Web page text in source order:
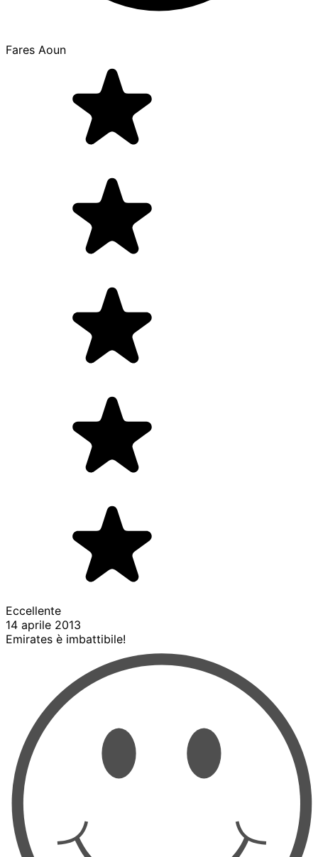
Fares Aoun
Eccellente
14 aprile 2013
Emirates è imbattibile!